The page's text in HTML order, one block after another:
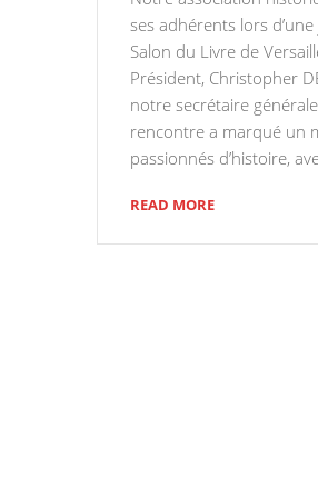
ses adhérents lors
Salon du Livre de
Président, Christopher
notre secrétaire
rencontre a marqué un
passionnés d’histoire,
READ MORE